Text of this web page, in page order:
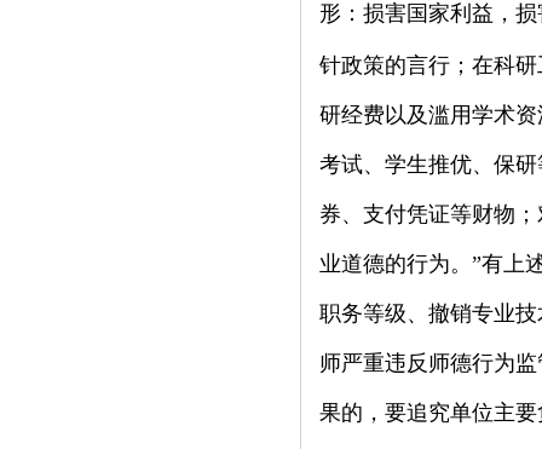
形：损害国家利益，
针政策的言行；在科
研经费以及滥用学术
考试、学生推优、保
券、支付凭证等财物
业道德的行为。”有上
职务等级、撤销专业
师严重违反师德行为
果的，要追究单位主